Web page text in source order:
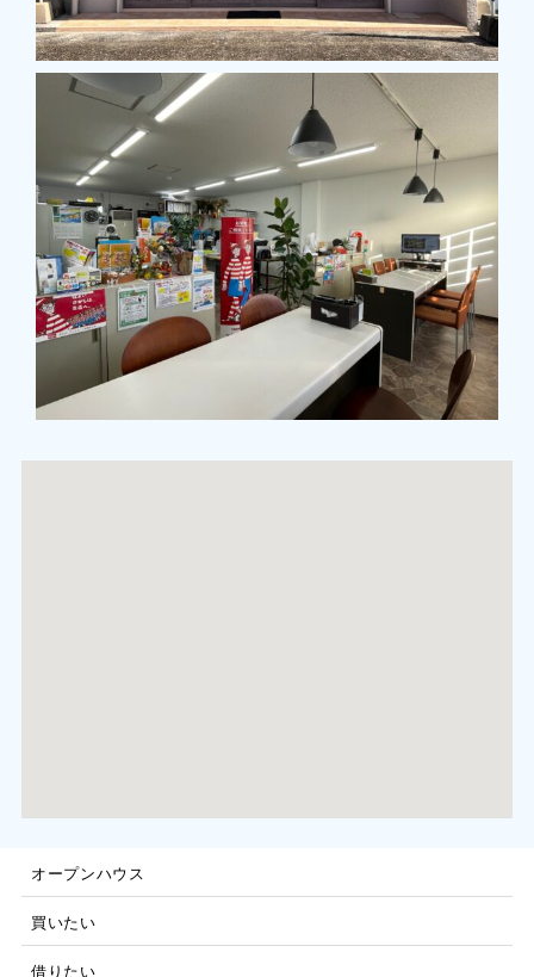
オープンハウス
買いたい
借りたい